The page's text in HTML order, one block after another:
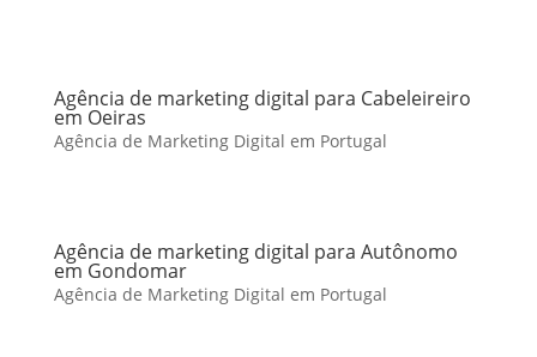
Agência de marketing digital para Cabeleireiro
em Oeiras
Agência de Marketing Digital em Portugal
Agência de marketing digital para Autônomo
em Gondomar
Agência de Marketing Digital em Portugal